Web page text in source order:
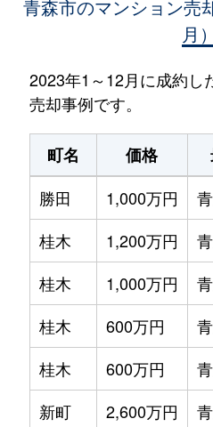
青森市のマンション売
月）
2023年1～12月に成約し
売却事例です。
町名 価格
勝田
1,000万円
桂木
1,200万円
桂木
1,000万円
桂木
600万円
桂木
600万円
新町
2,600万円